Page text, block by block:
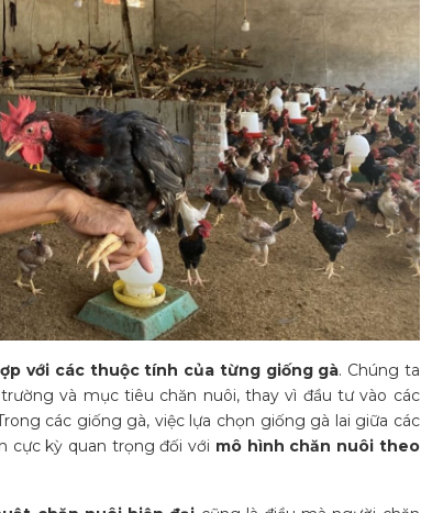
với các thuộc tính của từng giống gà. Chúng ta
và mục tiêu chăn nuôi, thay vì đầu tư vào các
các giống gà, việc lựa chọn giống gà lai giữa các
cực kỳ quan trọng đối với mô hình chăn nuôi theo